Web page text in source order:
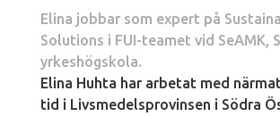
Elina jobbar som expert på
Solutions i FUI-teamet vid SeAMK,
yrkeshögskola.
Elina Huhta har arbetat med
tid i Livsmedelsprovinsen i Södra